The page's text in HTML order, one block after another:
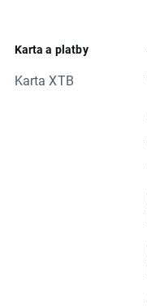
Karta a platby
Karta XTB